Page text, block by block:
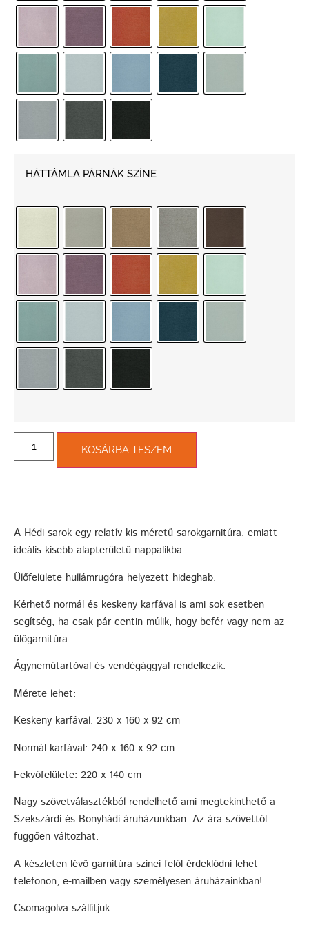
HÁTTÁMLA PÁRNÁK SZÍNE
KOSÁRBA TESZEM
A Hédi sarok egy relatív kis méretű sarokgarnitúra, emiatt
ideális kisebb alapterületű nappalikba.
Ülőfelülete hullámrugóra helyezett hideghab.
Kérhető normál és keskeny karfával is ami sok esetben
segítség, ha csak pár centin múlik, hogy befér vagy nem az
ülőgarnitúra.
Ágyneműtartóval és vendégággyal rendelkezik.
Mérete lehet:
Keskeny karfával: 230 x 160 x 92 cm
Normál karfával: 240 x 160 x 92 cm
Fekvőfelülete: 220 x 140 cm
Nagy szövetválasztékból rendelhető ami megtekinthető a
Szekszárdi és Bonyhádi áruházunkban. Az ára szövettől
függően változhat.
A készleten lévő garnitúra színei felől érdeklődni lehet
telefonon, e-mailben vagy személyesen áruházainkban!
Csomagolva szállítjuk.